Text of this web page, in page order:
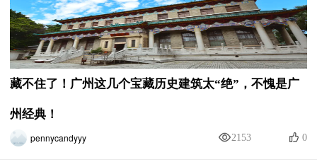
藏不住了！广州这几个宝藏历史建筑太“绝”，不愧是广
州经典！
pennycandyyy 0
2153